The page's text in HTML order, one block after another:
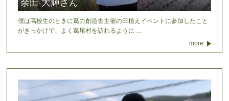
余田 大輝さん
僕は高校生のときに葛力創造舎主催の田植えイベントに参加したこと
がきっかけで、よく葛尾村を訪れるように …
more